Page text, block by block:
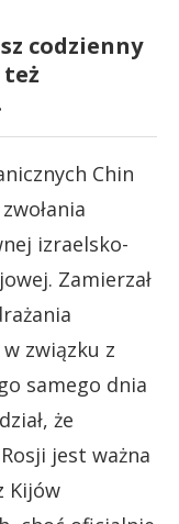
codzienny
Chin
izraelsko-
Zamierzał
związku z
samego dnia
że
jest ważna
Kijów